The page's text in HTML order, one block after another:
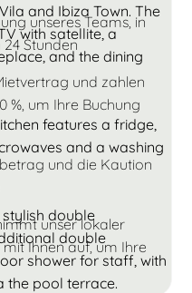
and Ibiza Town. The
with satellite, a
and the dining
features a fridge,
and a washing
stylish double
double
shower for staff, with
the pool terrace.
unseres Teams, in
Stunden
und zahlen
%, um Ihre Buchung
und die Kaution
unser lokaler
Ihnen auf, um Ihre